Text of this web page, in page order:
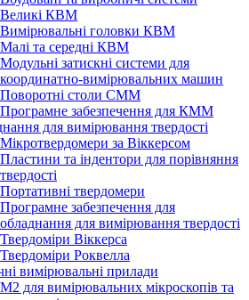
Великі КВМ
Вимірювальні головки КВМ
Малі та середні КВМ
Модульні затискні системи для
координатно-вимірювальних машин
Поворотні столи CMM
Програмне забезпечення для КММ
для вимірювання твердості
Мікротвердомери за Віккерсом
Пластини та індентори для порівняння
твердості
Портативні твердомери
Програмне забезпечення для
обладнання для вимірювання твердості
Твердоміри Віккерса
Твердоміри Роквелла
вимірювальні прилади
M2 для вимірювальних мікроскопів та